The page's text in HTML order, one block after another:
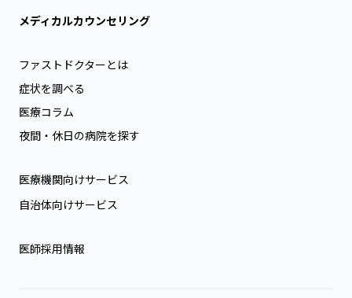
メディカルカウンセリング
ファストドクターとは
症状を調べる
医療コラム
夜間・休日の病院を探す
医療機関向けサービス
自治体向けサービス
医師採用情報